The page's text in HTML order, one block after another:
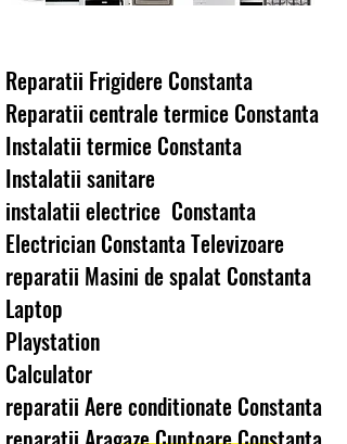
Reparatii Frigidere Constanta
Reparatii centrale termice Constanta
Instalatii termice Constanta
Instalatii sanitare
instalatii electrice Constanta
Electrician Constanta Televizoare
reparatii Masini de spalat Constanta
Laptop
Playstation
Calculator
reparatii Aere conditionate Constanta